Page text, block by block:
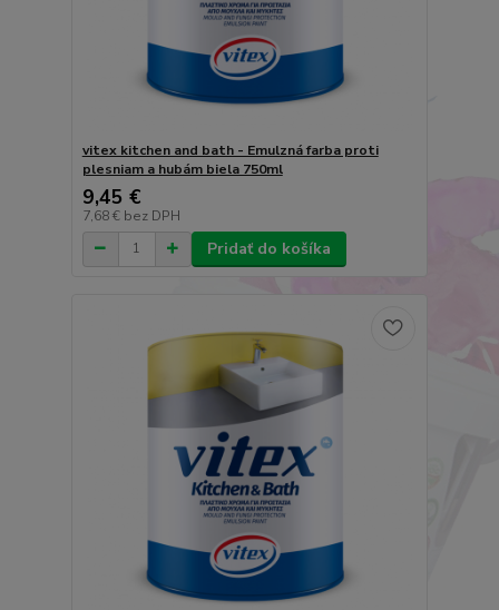
vitex kitchen and bath - Emulzná farba proti
plesniam a hubám biela 750ml
9,45 €
7,68 € bez DPH
Pridať do košíka